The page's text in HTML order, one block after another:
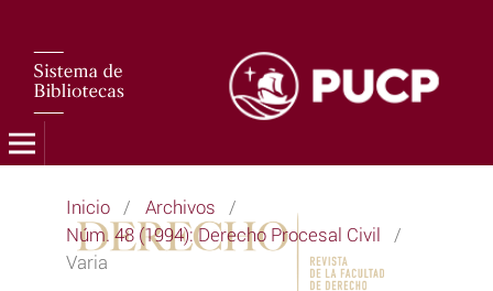
Inicio / Archivos /
Núm. 48 (1994): Derecho Procesal Civil /
Varia